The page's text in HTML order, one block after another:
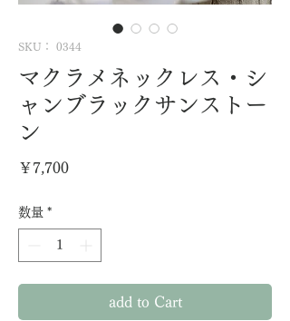
SKU： 0344
マクラメネックレス・シ
ャンブラックサンストー
ン
￥7,700価
数量 *
add to Cart